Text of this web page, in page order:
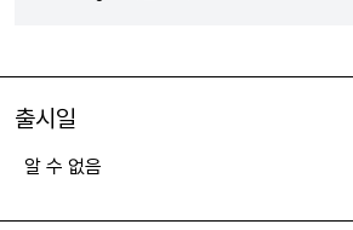
출시일
알 수 없음